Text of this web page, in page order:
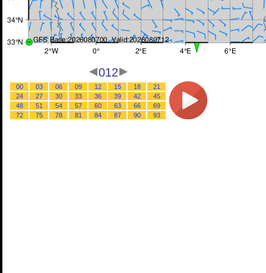
012
00 03 06 09 12 15 18
21
24
27 30 33 36 39 42
45
48
51 54 57 60 63 66
69
72
75 78 81 84 87 90 93